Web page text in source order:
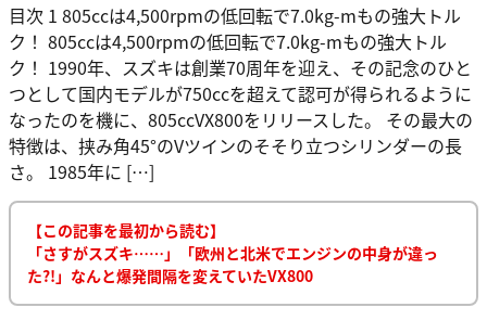
目次 1 805ccは4,500rpmの低回転で7.0kg-mもの強大トル
ク！ 805ccは4,500rpmの低回転で7.0kg-mもの強大トル
ク！ 1990年、スズキは創業70周年を迎え、その記念のひと
つとして国内モデルが750ccを超えて認可が得られるように
なったのを機に、805ccVX800をリリースした。 その最大の
特徴は、挟み角45°のVツインのそそり立つシリンダーの長
さ。 1985年に […]
【この記事を最初から読む】
「さすがスズキ……」「欧州と北米でエンジンの中身が違っ
た?!」なんと爆発間隔を変えていたVX800